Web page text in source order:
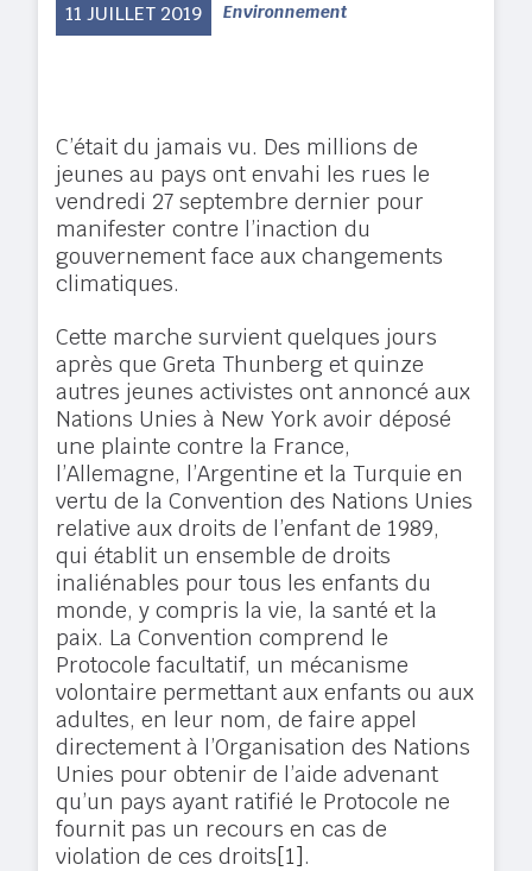
11 JUILLET 2019 Environnement
C’était du jamais vu. Des millions de
jeunes au pays ont envahi les rues le
vendredi 27 septembre dernier pour
manifester contre l’inaction du
gouvernement face aux changements
climatiques.
Cette marche survient quelques jours
après que Greta Thunberg et quinze
autres jeunes activistes ont annoncé aux
Nations Unies à New York avoir déposé
une plainte contre la France,
l’Allemagne, l’Argentine et la Turquie en
vertu de la Convention des Nations Unies
relative aux droits de l’enfant de 1989,
qui établit un ensemble de droits
inaliénables pour tous les enfants du
monde, y compris la vie, la santé et la
paix. La Convention comprend le
Protocole facultatif, un mécanisme
volontaire permettant aux enfants ou aux
adultes, en leur nom, de faire appel
directement à l’Organisation des Nations
Unies pour obtenir de l’aide advenant
qu’un pays ayant ratifié le Protocole ne
fournit pas un recours en cas de
violation de ces droits[1].